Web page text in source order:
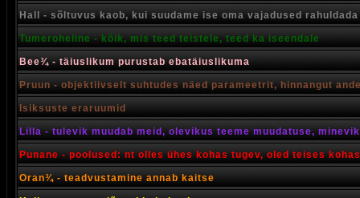
Hall - sõltuvus kaob, kui suudame ise oma vajadused rahuldada
Tumeroheline - kõik, mis teed teistele, teed ka iseendale
Bee¾ - täiuslikum purustab ebatäiuslikuma
Pruun - objektiivselt suhtudes näed parameetrit, hinnangut
Isiksuste eraruumid
Lilla - tulevik muudab meid, olevikus teeme muudatuse,
Punane - poolused: nt olles ühes kohas tugev, oled teises
Oran¾ - teadvustamine annab kaitse